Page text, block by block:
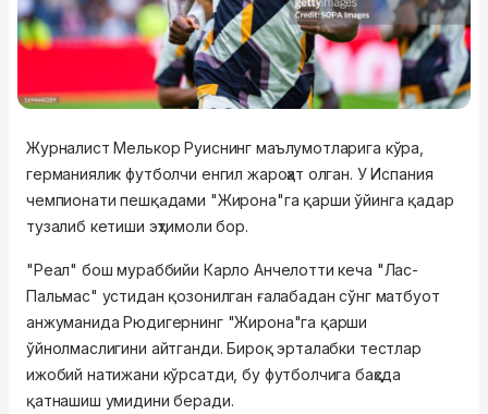
Журналист Мелькор Руиснинг маълумотларига кўра,
германиялик футболчи енгил жароҳат олган. У Испания
чемпионати пешқадами "Жирона"га қарши ўйинга қадар
тузалиб кетиши эҳтимоли бор.
"Реал" бош мураббийи Карло Анчелотти кеча "Лас-
Пальмас" устидан қозонилган ғалабадан сўнг матбуот
анжуманида Рюдигернинг "Жирона"га қарши
ўйнолмаслигини айтганди. Бироқ эрталабки тестлар
ижобий натижани кўрсатди, бу футболчига баҳсда
қатнашиш умидини беради.